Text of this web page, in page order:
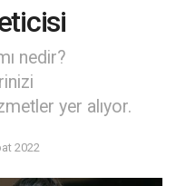
nedir?
yer alıyor.
2022